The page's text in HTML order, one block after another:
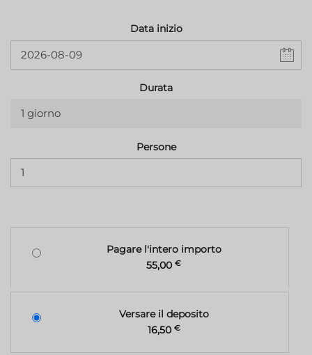
Data inizio
Durata
1 giorno
Persone
Pagare l'intero importo
55,00 €
Versare il deposito
16,50 €